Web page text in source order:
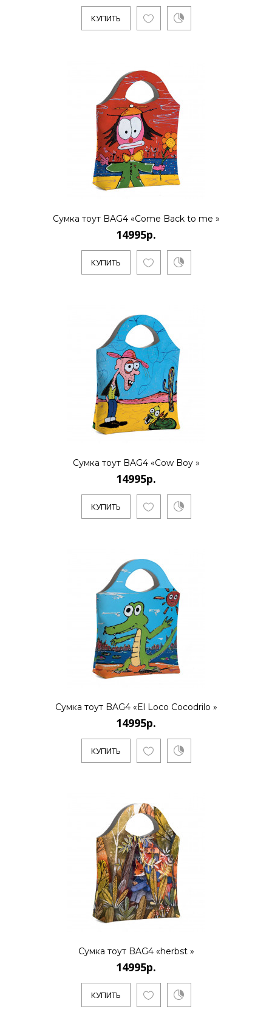
14995р.
КУПИТЬ
14995р.
КУПИТЬ
КУПИТЬ
КУПИТЬ
Сумка тоут BAG4 «Come Back to me »
14995р.
КУПИТЬ
Сумка тоут BAG4 «Cow Boy »
14995р.
КУПИТЬ
Сумка тоут BAG4 «El Loco Cocodrilo »
14995р.
КУПИТЬ
Сумка тоут BAG4 «herbst »
14995р.
КУПИТЬ